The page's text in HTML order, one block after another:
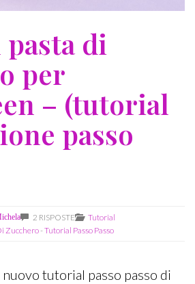
di
per
– (tutorial
passo
2 RISPOSTE
Tutorial
Zucchero-Tutorial Passo Passo
tutorial passo passo di